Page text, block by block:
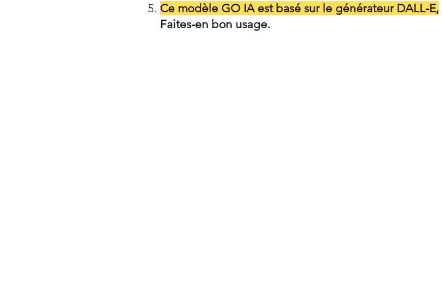
Ce modèle GO IA est basé sur le générateur DALL-E,
Faites-en bon usage.